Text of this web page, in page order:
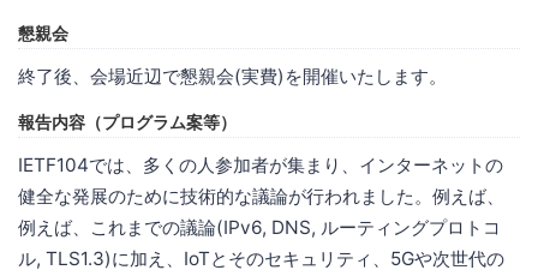
懇親会
終了後、会場近辺で懇親会(実費)を開催いたします。
報告内容（プログラム案等）
IETF104では、多くの人参加者が集まり、インターネットの
健全な発展のために技術的な議論が行われました。例えば、
例えば、これまでの議論(IPv6, DNS, ルーティングプロトコ
ル, TLS1.3)に加え、IoTとそのセキュリティ、5Gや次世代の